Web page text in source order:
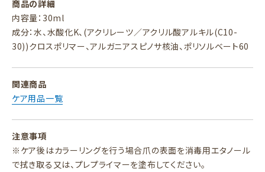
商品の詳細
内容量：30ml
成分：水、水酸化K、(アクリレーツ／アクリル酸アルキル(C10-
30))クロスポリマー、アルガニアスピノサ核油、ポリソルベート60
関連商品
ケア用品一覧
注意事項
※ケア後はカラーリングを行う場合爪の表面を消毒用エタノール
で拭き取る又は、プレプライマーを塗布してください。